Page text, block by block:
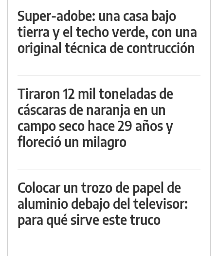
Super-adobe: una casa bajo
tierra y el techo verde, con una
original técnica de contrucción
Tiraron 12 mil toneladas de
cáscaras de naranja en un
campo seco hace 29 años y
floreció un milagro
Colocar un trozo de papel de
aluminio debajo del televisor:
para qué sirve este truco